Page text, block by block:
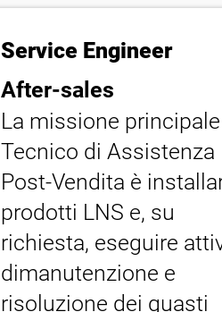
Service Engineer
After-sales
La missione principale
Tecnico di Assistenza
Post-Vendita è
prodotti LNS e, su
richiesta, eseguire
dimanutenzione e
risoluzione dei guasti